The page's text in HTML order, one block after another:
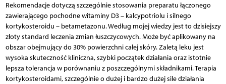
Rekomendacje dotyczą szczególnie stosowania preparatu łączonego
zawierającego pochodne witaminy D3 – kalcypotriolu i silnego
kortykosteroidu – betametazonu. Według mojej wiedzy jest to dzisiejszy
złoty standard leczenia zmian łuszczycowych. Może być aplikowany na
obszar obejmujący do 30% powierzchni całej skóry. Zaletą leku jest
wysoka skuteczność kliniczna, szybki początek działania oraz istotnie
lepsza tolerancja w porównaniu z poszczególnymi składnikami. Terapia
kortykosteroidami, szczególnie o dużej i bardzo dużej sile działania